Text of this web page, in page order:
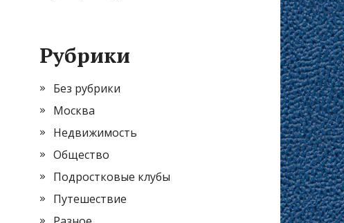
Рубрики
Без рубрики
Москва
Недвижимость
Общество
Подростковые клубы
Путешествие